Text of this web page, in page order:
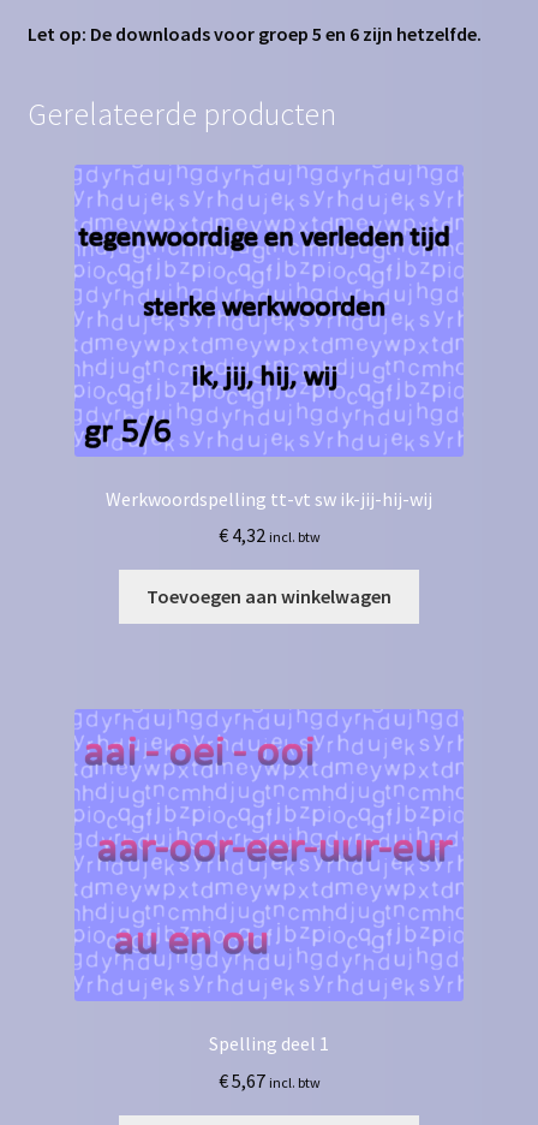
Let op: De downloads voor groep 5 en 6 zijn hetzelfde.
Gerelateerde producten
Werkwoordspelling tt-vt sw ik-jij-hij-wij
€4,32 incl. btw
Toevoegen aan winkelwagen
Spelling deel 1
€5,67 incl. btw